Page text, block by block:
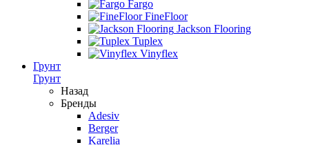
Fargo
FineFloor
Jackson Flooring
Tuplex
Vinyflex
Грунт
Грунт
Назад
Бренды
Adesiv
Berger
Karelia